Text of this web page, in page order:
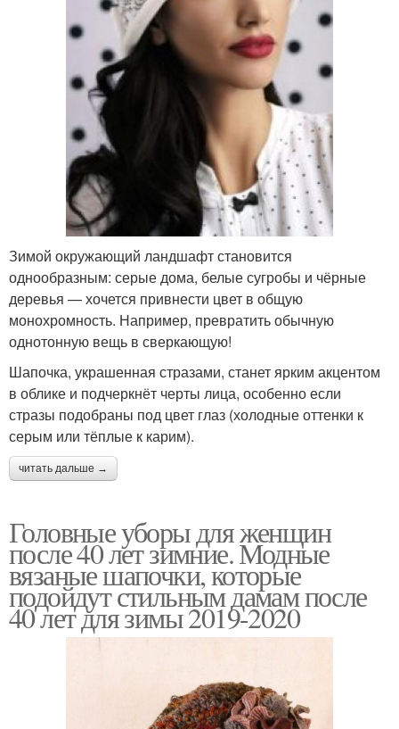
Зимой окружающий ландшафт становится
однообразным: серые дома, белые сугробы и чёрные
деревья — хочется привнести цвет в общую
монохромность. Например, превратить обычную
однотонную вещь в сверкающую!
Шапочка, украшенная стразами, станет ярким акцентом
в облике и подчеркнёт черты лица, особенно если
стразы подобраны под цвет глаз (холодные оттенки к
серым или тёплые к карим).
читать дальше →
Головные уборы для женщин
после 40 лет зимние. Модные
вязаные шапочки, которые
подойдут стильным дамам после
40 лет для зимы 2019-2020